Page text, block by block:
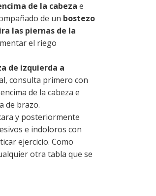
de la cabeza e
de un bostezo
las piernas de la
el riego
de izquierda a
consulta primero con
de la cabeza e
de brazo.
y posteriormente
e indoloros con
ejercicio. Como
otra tabla que se